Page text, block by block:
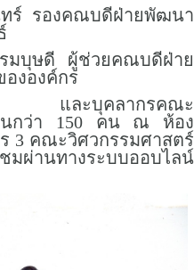
ร์ รองคณบดีฝ่ายพัฒนา
มบุษดี ผู้ช่วยคณบดีฝ่าย
งองค์กร
และบุคลากรคณะ
านกว่า 150 คน ณ ห้อง
3 คณะวิศวกรรมศาสตร์
มผ่านทางระบบออบไลน์